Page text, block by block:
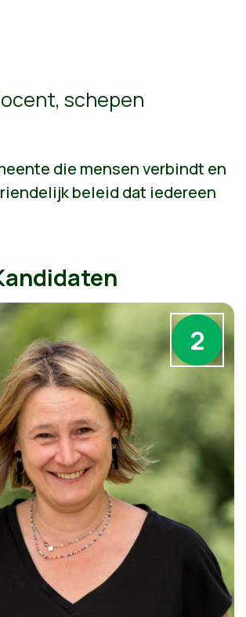
schepen
die mensen verbindt en
beleid dat iedereen
2